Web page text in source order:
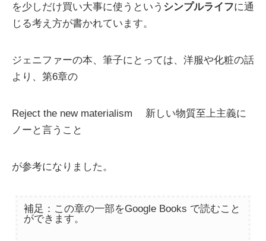
を少しだけ買い大事に使うという シンプルライフに通
じる考え方が書かれています。
ジェニファーの本、筆子にとっては、洋服や化粧の話
より、第6章の
Reject the new materialism 新しい物質至上主義に
ノーと言うこと
が参考になりました。
補足：この章の一部をGoogle Books で読むこと
ができます。